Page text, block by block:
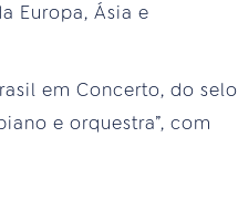
Europa, Ásia e
em Concerto, do selo
e orquestra”, com